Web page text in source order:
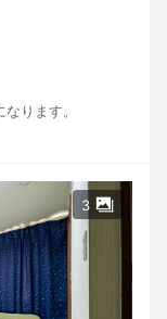
ります。
お風呂で贅沢なひ
の事前清算となり
3